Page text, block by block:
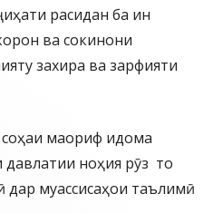
расидан ба ин
ва сокинони
захира ва зарфияти
маориф идома
ноҳия рӯз то
муассисаҳои таълимӣ